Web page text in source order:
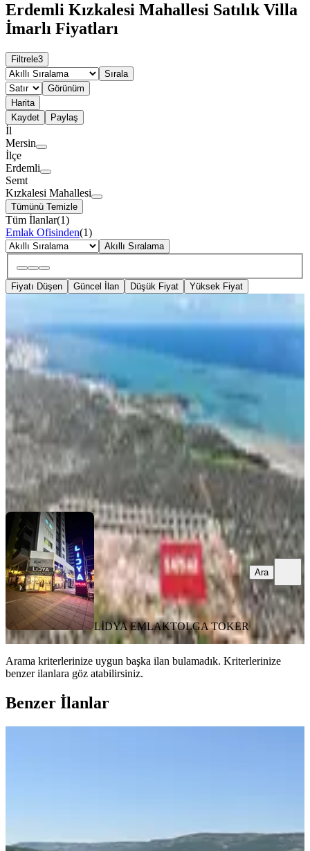
Erdemli Kızkalesi Mahallesi Satılık Villa
İmarlı Fiyatları
Filtrele3
Sırala
Görünüm
Harita
Kaydet
Paylaş
İl
Mersin
İlçe
Erdemli
Semt
Kızkalesi Mahallesi
Tümünü Temizle
Tüm İlanlar(1)
Emlak Ofisinden(1)
Akıllı Sıralama
Fiyatı Düşen Güncel İlan Düşük Fiyat Yüksek Fiyat
Manzaralı Villalık Arsa
Erdemli, Kızkalesi Mahallesi
5475 m²·
33.000.000 ₺ 40.000.000 ₺
LİDYA EMLAK TOLGA TOKER
Ara
LİDYA EMLAKTOLGA TOKER
Ara
Arama kriterlerinize uygun başka ilan bulamadık. Kriterlerinize
benzer ilanlara göz atabilirsiniz.
Benzer İlanlar